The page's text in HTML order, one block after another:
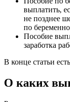
выплатить,
не позднее
по
Пособие
заработка
В конце статьи
О каких